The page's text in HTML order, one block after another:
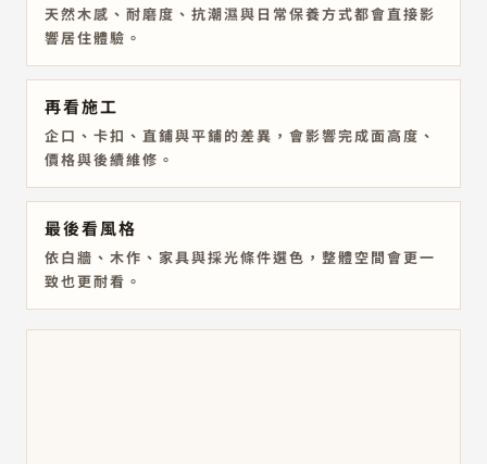
天然木感、耐磨度、抗潮濕與日常保養方式都會直接影
響居住體驗。
再看施工
企口、卡扣、直鋪與平鋪的差異，會影響完成面高度、
價格與後續維修。
最後看風格
依白牆、木作、家具與採光條件選色，整體空間會更一
致也更耐看。